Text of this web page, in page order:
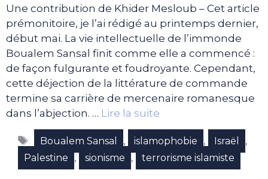
Une contribution de Khider Mesloub – Cet article
prémonitoire, je l’ai rédigé au printemps dernier,
début mai. La vie intellectuelle de l’immonde
Boualem Sansal finit comme elle a commencé :
de façon fulgurante et foudroyante. Cependant,
cette déjection de la littérature de commande
termine sa carrière de mercenaire romanesque
dans l’abjection. … Lire la suite
Étiquettes
Boualem Sansal , islamophobie , Israël ,
Palestine , sionisme , terrorisme islamiste